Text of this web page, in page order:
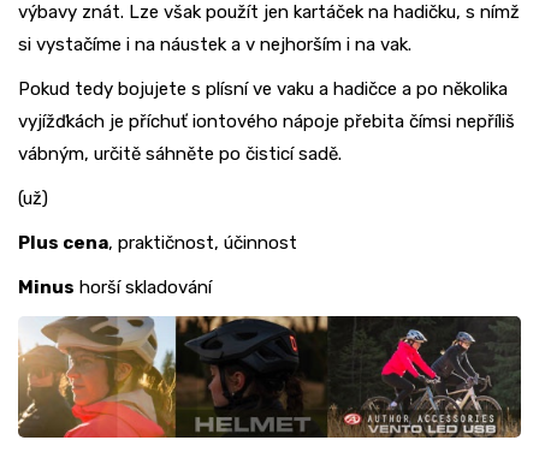
výbavy znát. Lze však použít jen kartáček na hadičku, s nímž
si vystačíme i na náustek a v nejhorším i na vak.
Pokud tedy bojujete s plísní ve vaku a hadičce a po několika
vyjížďkách je příchuť iontového nápoje přebita čímsi nepříliš
vábným, určitě sáhněte po čisticí sadě.
(už)
Plus cena, praktičnost, účinnost
Minus horší skladování